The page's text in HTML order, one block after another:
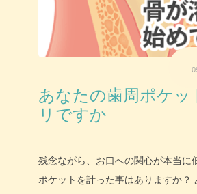
あなたの歯周ポケッ
リですか
残念ながら、お口への関心が本当に
ポケットを計った事はありますか？